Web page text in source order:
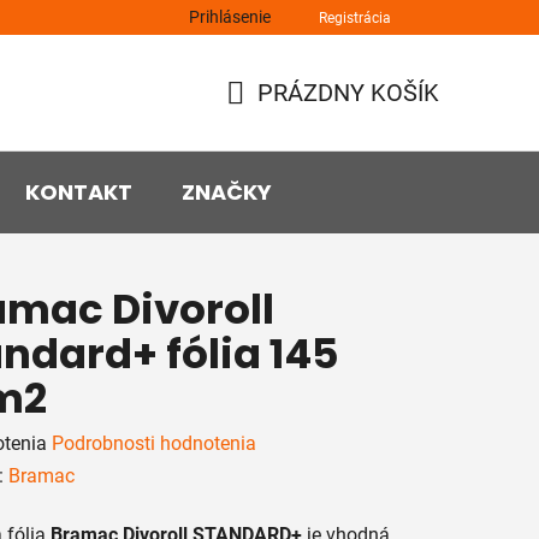
Prihlásenie Registrácia
KOŠÍK
PRÁZDNY KOŠÍK
KONTAKT ZNAČKY
Divoroll
fólia 145
Podrobnosti hodnotenia
Bramac